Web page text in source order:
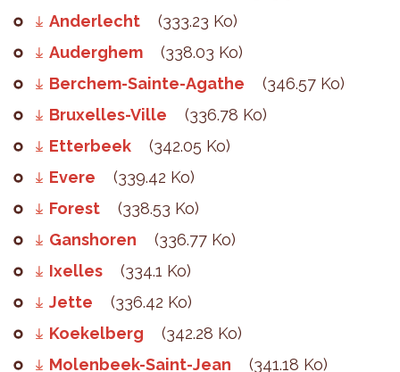
Anderlecht
(333.23 Ko)
Auderghem
(338.03 Ko)
Berchem-Sainte-Agathe
(346.57 Ko)
Bruxelles-Ville
(336.78 Ko)
Etterbeek
(342.05 Ko)
Evere
(339.42 Ko)
Forest
(338.53 Ko)
Ganshoren
(336.77 Ko)
Ixelles
(334.1 Ko)
Jette
(336.42 Ko)
Koekelberg
(342.28 Ko)
Molenbeek-Saint-Jean
(341.18 Ko)